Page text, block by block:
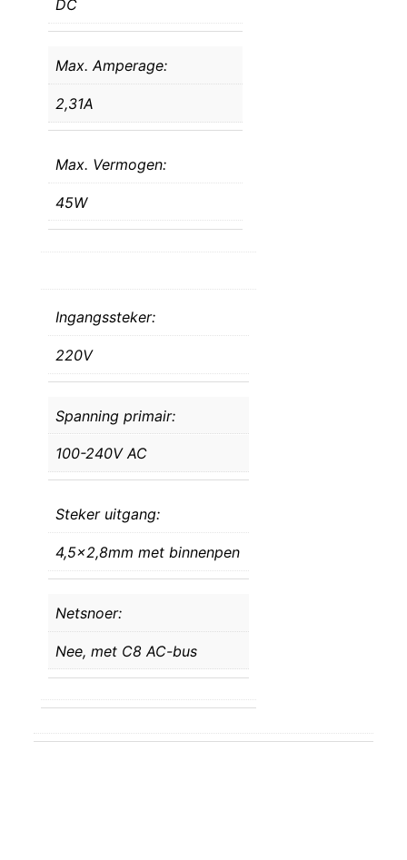
DC
Max. Amperage:
2,31A
Max. Vermogen:
45W
Ingangssteker:
220V
Spanning primair:
100-240V AC
Steker uitgang:
4,5×2,8mm met binnenpen
Netsnoer:
Nee, met C8 AC-bus